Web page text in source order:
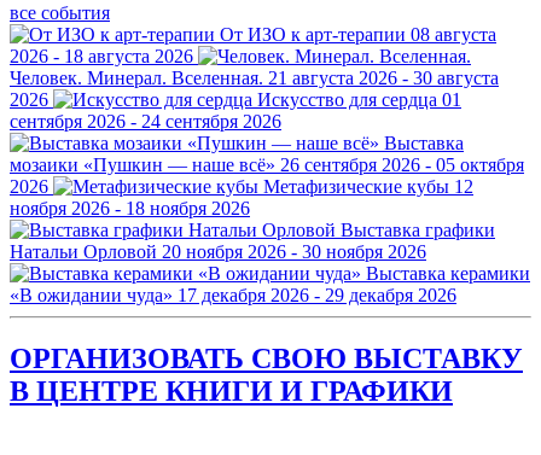
все события
От ИЗО к арт-терапии 08 августа
2026 - 18 августа 2026
Человек. Минерал. Вселенная. 21 августа 2026 - 30 августа
2026
Искусство для сердца 01
сентября 2026 - 24 сентября 2026
Выставка
мозаики «Пушкин — наше всё» 26 сентября 2026 - 05 октября
2026
Метафизические кубы 12
ноября 2026 - 18 ноября 2026
Выставка графики
Натальи Орловой 20 ноября 2026 - 30 ноября 2026
Выставка керамики
«В ожидании чуда» 17 декабря 2026 - 29 декабря 2026
ОРГАНИЗОВАТЬ СВОЮ ВЫСТАВКУ
В ЦЕНТРЕ КНИГИ И ГРАФИКИ